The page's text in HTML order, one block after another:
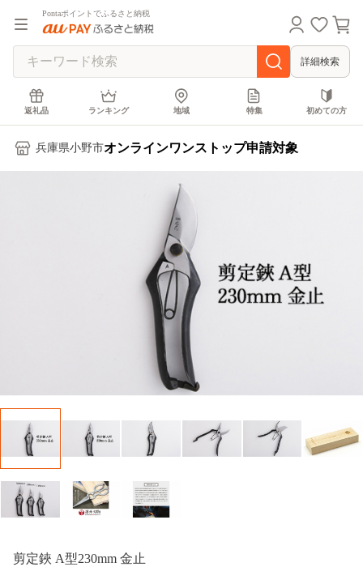
Pontaポイントでふるさと納税
詳細検索
返礼品 ランキング 地域 特集 初めての方
兵庫県小野市オンラインワンストップ申請対象
剪定鋏 A型230mm 金止